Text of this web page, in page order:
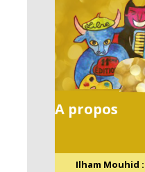
A propos
Ilham Mouhid